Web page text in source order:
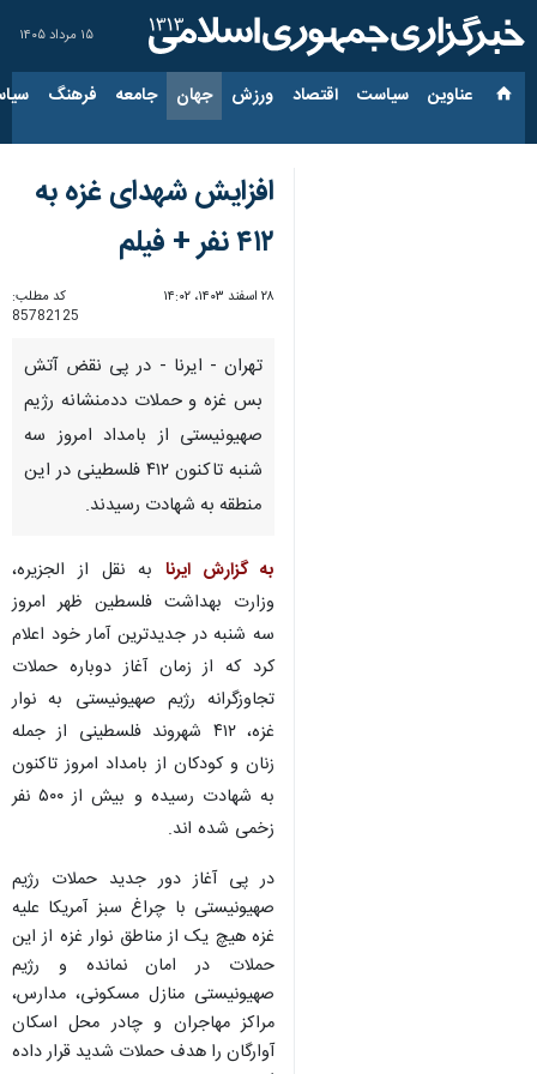
۱۵ مرداد ۱۴۰۵
عناوین‌ سیاست اقتصاد ورزش جهان جامعه فرهنگ
افزایش شهدای غزه به
۴۱۲ نفر + فیلم
۲۸ اسفند ۱۴۰۳، ۱۴:۰۲
کد مطلب:
85782125
تهران - ایرنا - در پی نقض آتش
بس غزه و حملات ددمنشانه رژیم
صهیونیستی از بامداد امروز سه
شنبه تاکنون ۴۱۲ فلسطینی در این
منطقه به شهادت رسیدند.
به گزارش ایرنا به نقل از الجزیره،
وزارت بهداشت فلسطین ظهر امروز
سه شنبه در جدیدترین آمار خود اعلام
کرد که از زمان آغاز دوباره حملات
تجاوزگرانه رژیم صهیونیستی به نوار
غزه، ۴۱۲ شهروند فلسطینی از جمله
زنان و کودکان از بامداد امروز تاکنون
به شهادت رسیده و بیش از ۵۰۰ نفر
زخمی شده اند.
در پی آغاز دور جدید حملات رژیم
صهیونیستی با چراغ سبز آمریکا علیه
غزه هیچ یک از مناطق نوار غزه از این
حملات در امان نمانده و رژیم
صهیونیستی منازل مسکونی، مدارس،
مراکز مهاجران و چادر محل اسکان
آوارگان را هدف حملات شدید قرار داده